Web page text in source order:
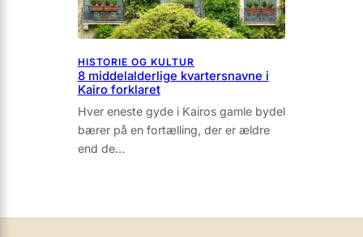
HISTORIE OG KULTUR
8 middelalderlige kvartersnavne i
Kairo forklaret
Hver eneste gyde i Kairos gamle bydel
bærer på en fortælling, der er ældre
end de…